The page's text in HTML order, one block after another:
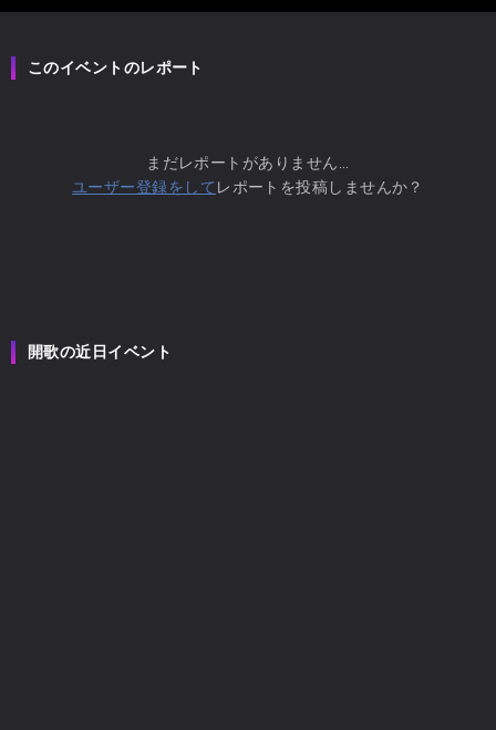
このイベントのレポート
まだレポートがありません...
ユーザー登録をして レポートを投稿しませんか？
開歌の近日イベント